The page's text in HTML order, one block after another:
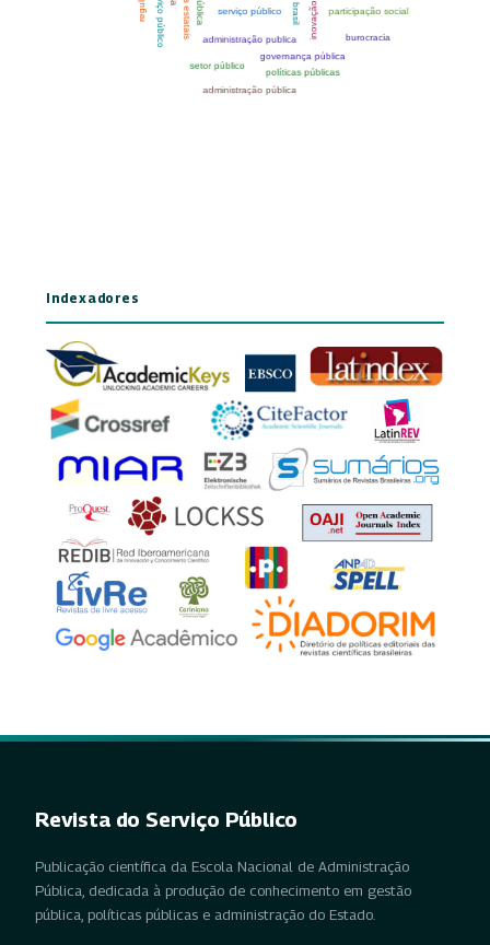
Indexadores
Revista do Serviço Público
Publicação científica da Escola Nacional de Administração
Pública, dedicada à produção de conhecimento em gestão
pública, políticas públicas e administração do Estado.